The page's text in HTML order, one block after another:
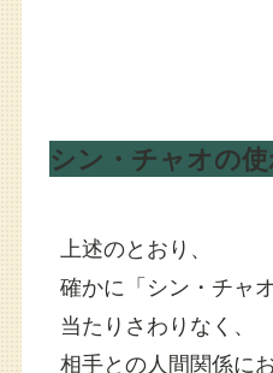
シン・チャオの
上述のとおり、
確かに「シン・チャ
当たりさわりなく、
相手との人間関係に